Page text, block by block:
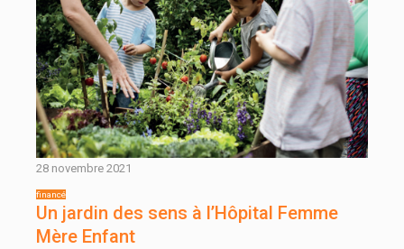
28 novembre 2021
Un jardin des sens à l’Hôpital Femme
Mère Enfant